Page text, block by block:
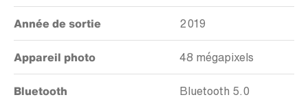
Année de sortie 2019
Appareil photo 48 mégapixels
Bluetooth Bluetooth 5.0